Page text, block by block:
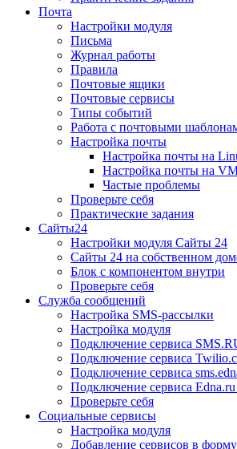
Почта
Настройки модуля
Письма
Журнал работы
Правила
Почтовые ящики
Почтовые сервисы
Типы событий
Работа с почтовыми
Настройка почты
Настройка почты на
Настройка почты на
Частые проблемы
Проверьте себя
Практические задания
Сайты24
Настройки модуля Сайты 24
Сайты 24 на собственном
Блок с компонентом внутри
Проверьте себя
Служба сообщений
Настройка SMS-рассылки
Настройка модуля
Подключение сервиса
Подключение сервиса
Подключение сервиса
Подключение сервиса
Проверьте себя
Социальные сервисы
Настройка модуля
Добавление сервисов в